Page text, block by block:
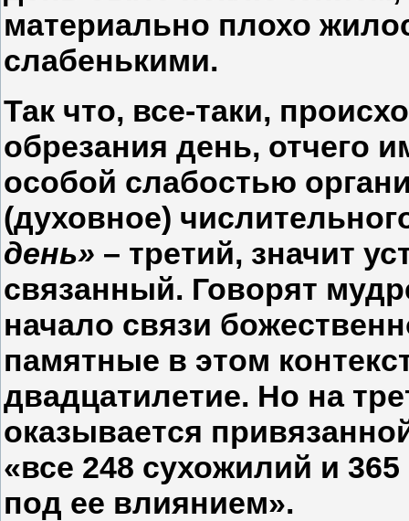
материально плохо
слабенькими.
Так что, все-таки,
обрезания день, отчего
особой слабостью
(духовное)
день» – третий, значит
связанный. Говорят
начало связи
памятные в этом
двадцатилетие. Но на
оказывается
«все 248 сухожилий и
под ее влиянием».